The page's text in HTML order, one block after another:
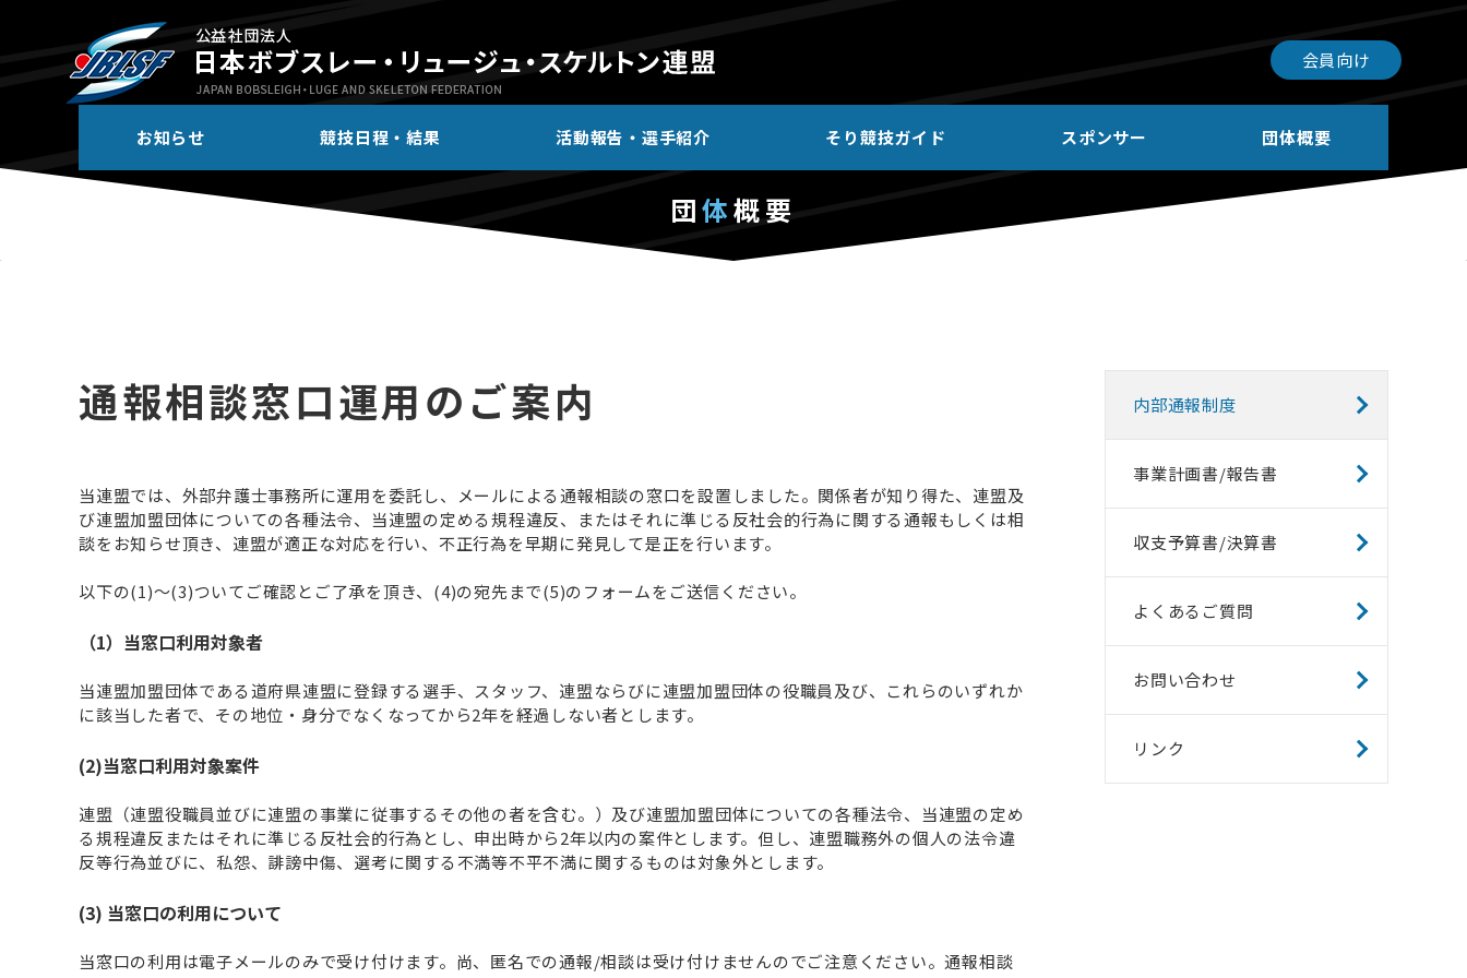
会員向け
お知らせ 競技日程・結果 活動報告・選手紹介 そり競技ガイド スポンサー 団体概要
団体概要
通報相談窓口運用のご案内
当連盟では、外部弁護士事務所に運用を委託し、メールによる通報相談の窓口を設置しました。関係者が知り得た、連盟及
び連盟加盟団体についての各種法令、当連盟の定める規程違反、またはそれに準じる反社会的行為に関する通報もしくは相
談をお知らせ頂き、連盟が適正な対応を行い、不正行為を早期に発見して是正を行います。
以下の(1)～(3)ついてご確認とご了承を頂き、(4)の宛先まで(5)のフォームをご送信ください。
（1）当窓口利用対象者
当連盟加盟団体である道府県連盟に登録する選手、スタッフ、連盟ならびに連盟加盟団体の役職員及び、これらのいずれか
に該当した者で、その地位・身分でなくなってから2年を経過しない者とします。
(2)当窓口利用対象案件
連盟（連盟役職員並びに連盟の事業に従事するその他の者を含む。）及び連盟加盟団体についての各種法令、当連盟の定め
る規程違反またはそれに準じる反社会的行為とし、申出時から2年以内の案件とします。但し、連盟職務外の個人の法令違
反等行為並びに、私怨、誹謗中傷、選考に関する不満等不平不満に関するものは対象外とします。
(3) 当窓口の利用について
当窓口の利用は電子メールのみで受け付けます。尚、匿名での通報/相談は受け付けませんのでご注意ください。通報相談
内部通報制度
事業計画書/報告書
収支予算書/決算書
よくあるご質問
お問い合わせ
リンク